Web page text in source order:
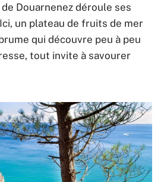
de Douarnenez déroule ses
un plateau de fruits de mer
qui découvre peu à peu
tout invite à savourer